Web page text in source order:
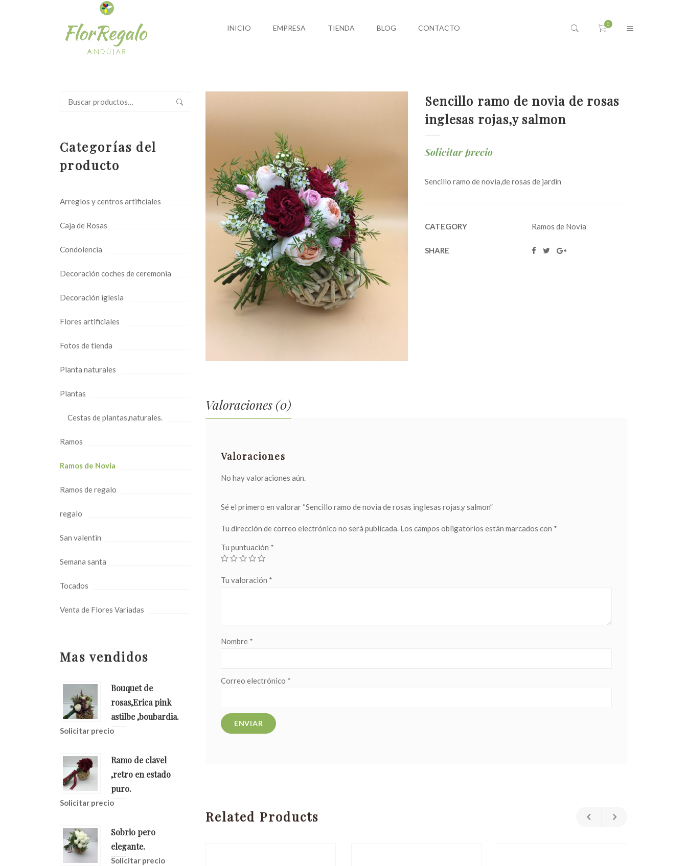
INICIO EMPRESA TIENDA BLOG CONTACTO
Buscar
Categorías del
producto
Arreglos y centros artificiales
Caja de Rosas
Condolencia
Decoración coches de ceremonia
Decoración iglesia
Flores artificiales
Fotos de tienda
Planta naturales
Plantas
Cestas de plantas,naturales.
Ramos
Ramos de Novia
Ramos de regalo
regalo
San valentin
Semana santa
Tocados
Venta de Flores Variadas
Mas vendidos
Bouquet de
rosas,Erica pink
astilbe ,boubardia.
Solicitar precio
Ramo de clavel
,retro en estado
puro.
Solicitar precio
Sobrio pero
elegante.
Solicitar precio
Sencillo ramo de novia de rosas
inglesas rojas,y salmon
Solicitar precio
Sencillo ramo de novia,de rosas de jardin
CATEGORY Ramos de Novia
SHARE
Valoraciones (0)
Valoraciones
No hay valoraciones aún.
Sé el primero en valorar “Sencillo ramo de novia de rosas inglesas rojas,y salmon”
Tu dirección de correo electrónico no será publicada. Los campos obligatorios están marcados con *
Tu puntuación *
Tu valoración *
Nombre *
Correo electrónico *
Related Products